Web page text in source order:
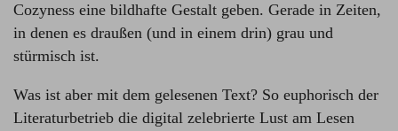
Cozyness eine bildhafte Gestalt geben. Gerade in Zeiten,
in denen es draußen (und in einem drin) grau und
stürmisch ist.
Was ist aber mit dem gelesenen Text? So euphorisch der
Literaturbetrieb die digital zelebrierte Lust am Lesen